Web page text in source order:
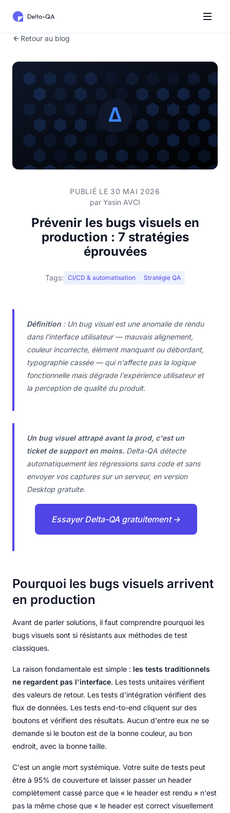
Retour au blog
PUBLIÉ LE 30 MAI 2026
par Yasin AVCI
Prévenir les bugs visuels en
production : 7 stratégies
éprouvées
Tags: CI/CD & automatisation Stratégie QA
Définition : Un bug visuel est une anomalie de rendu
dans l'interface utilisateur — mauvais alignement,
couleur incorrecte, élément manquant ou débordant,
typographie cassée — qui n'affecte pas la logique
fonctionnelle mais dégrade l'expérience utilisateur et
la perception de qualité du produit.
Un bug visuel attrapé avant la prod, c'est un
ticket de support en moins. Delta-QA détecte
automatiquement les régressions sans code et sans
envoyer vos captures sur un serveur, en version
Desktop gratuite.
Essayer Delta-QA gratuitement →
Pourquoi les bugs visuels arrivent
en production
Avant de parler solutions, il faut comprendre pourquoi les
bugs visuels sont si résistants aux méthodes de test
classiques.
La raison fondamentale est simple : les tests traditionnels
ne regardent pas l'interface. Les tests unitaires vérifient
des valeurs de retour. Les tests d'intégration vérifient des
flux de données. Les tests end-to-end cliquent sur des
boutons et vérifient des résultats. Aucun d'entre eux ne se
demande si le bouton est de la bonne couleur, au bon
endroit, avec la bonne taille.
C'est un angle mort systémique. Votre suite de tests peut
être à 95% de couverture et laisser passer un header
complètement cassé parce que « le header est rendu » n'est
pas la même chose que « le header est correct visuellement